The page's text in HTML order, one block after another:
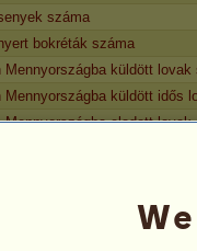
száma
bokréták száma
Mennyországba küldött lovak
Mennyországba küldött idős
Mennyországba eladott lovak